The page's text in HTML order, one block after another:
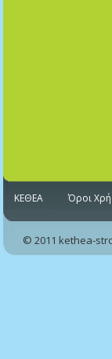
ΚΕΘΕΑ Όροι
© 2011 kethea-